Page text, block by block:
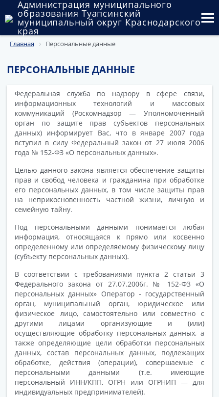
Администрация муниципального
образования Туапсинский
муниципальный округ Краснодарского
края
Округ
Администрация
Муниципальные закупки
Государственный и муниципальный контроль
Муниципальное имущество
Публичные слушания и общественные обсуждения
Документы
Главная Персональные данные
ПЕРСОНАЛЬНЫЕ ДАННЫЕ
Федеральная служба по надзору в сфере связи,
информационных технологий и массовых
коммуникаций (Роскомнадзор — Уполномоченный
орган по защите прав субъектов персональных
данных) информирует Вас, что в январе 2007 года
вступил в силу Федеральный закон от 27 июля 2006
года № 152-ФЗ «О персональных данных».
Целью данного закона является обеспечение защиты
прав и свобод человека и гражданина при обработке
его персональных данных, в том числе защиты прав
на неприкосновенность частной жизни, личную и
семейную тайну.
Под персональными данными понимается любая
информация, относящаяся к прямо или косвенно
определенному или определяемому физическому лицу
(субъекту персональных данных).
В соответствии с требованиями пункта 2 статьи 3
Федерального закона от 27.07.2006г. № 152-ФЗ «О
персональных данных» Оператор - государственный
орган, муниципальный орган, юридическое или
физическое лицо, самостоятельно или совместно с
другими лицами организующие и (или)
осуществляющие обработку персональных данных, а
также определяющие цели обработки персональных
данных, состав персональных данных, подлежащих
обработке, действия (операции), совершаемые с
персональными данными (т.е. имеющие
персональный ИНН/КПП, ОГРН или ОГРНИП — для
индивидуальных предпринимателей).